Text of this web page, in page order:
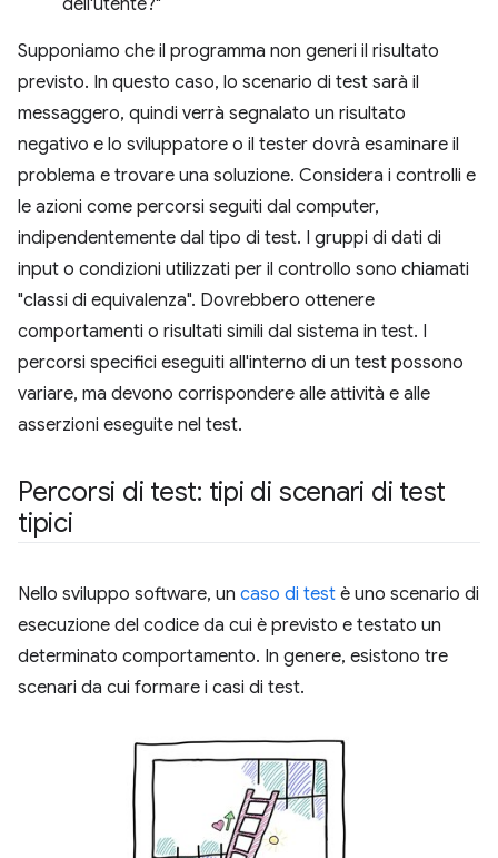
dell'utente?"
Supponiamo che il programma non generi il risultato
previsto. In questo caso, lo scenario di test sarà il
messaggero, quindi verrà segnalato un risultato
negativo e lo sviluppatore o il tester dovrà esaminare il
problema e trovare una soluzione. Considera i controlli e
le azioni come percorsi seguiti dal computer,
indipendentemente dal tipo di test. I gruppi di dati di
input o condizioni utilizzati per il controllo sono chiamati
"classi di equivalenza". Dovrebbero ottenere
comportamenti o risultati simili dal sistema in test. I
percorsi specifici eseguiti all'interno di un test possono
variare, ma devono corrispondere alle attività e alle
asserzioni eseguite nel test.
Percorsi di test: tipi di scenari di test
tipici
Nello sviluppo software, un caso di test è uno scenario di
esecuzione del codice da cui è previsto e testato un
determinato comportamento. In genere, esistono tre
scenari da cui formare i casi di test.